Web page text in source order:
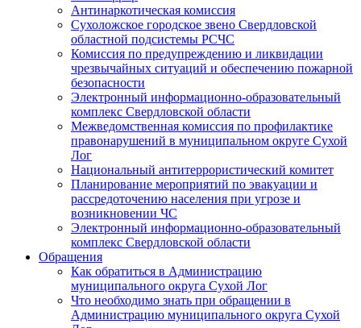
Антинаркотическая комиссия
Сухоложское городское звено Свердловской
областной подсистемы РСЧС
Комиссия по предупреждению и ликвидации
чрезвычайных ситуаций и обеспечению пожарной
безопасности
Электронный информационно-образовательный
комплекс Cвердловской области
Межведомственная комиссия по профилактике
правонарушений в муниципальном округе Сухой
Лог
Национальный антитеррористический комитет
Планирование мероприятий по эвакуации и
рассредоточению населения при угрозе и
возникновении ЧС
Электронный информационно-образовательный
комплекс Свердловской области
Обращения
Как обратиться в Администрацию
муниципального округа Сухой Лог
Что необходимо знать при обращении в
Администрацию муниципального округа Сухой